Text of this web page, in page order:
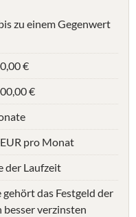
zu einem Gegenwert
€
€
pro Monat
der Laufzeit
das Festgeld der
besser verzinsten